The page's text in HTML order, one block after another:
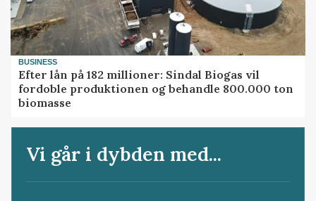
BUSINESS
Efter lån på 182 millioner: Sindal Biogas vil
fordoble produktionen og behandle 800.000 ton
biomasse
Vi går i dybden med...